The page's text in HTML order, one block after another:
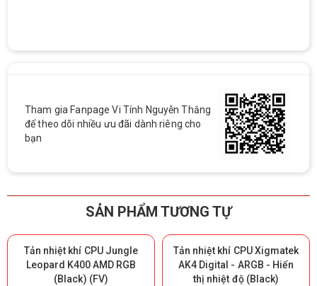
Tham gia Fanpage Vi Tính Nguyễn Thắng
để theo dõi nhiều ưu đãi dành riêng cho
bạn
SẢN PHẨM TƯƠNG TỰ
Tản nhiệt khí CPU Jungle
Leopard K400 AMD RGB
(Black) (FV)
Tản nhiệt khí CPU Xigmatek
AK4 Digital - ARGB - Hiển
thị nhiệt độ (Black)